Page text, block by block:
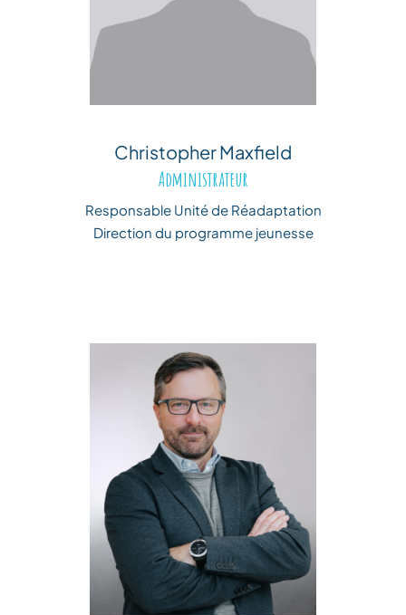
Christopher Maxfield
Administrateur
Responsable Unité de Réadaptation
Direction du programme jeunesse